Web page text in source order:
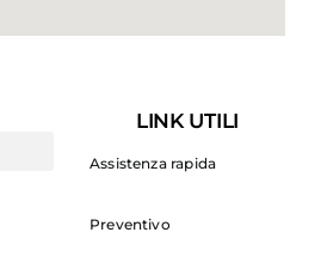
LINK UTILI
Assistenza rapida
Preventivo